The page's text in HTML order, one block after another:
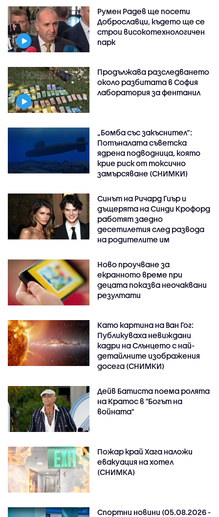
Румен Радев ще посети
Доброславци, където ще се
строи високотехнологичен
парк
Продължава разследването
около разбитата в София
лаборатория за фентанил
„Бомба със закъснител“:
Потъналата съветска
ядрена подводница, която
крие риск от токсично
замърсяване (СНИМКИ)
Синът на Ричард Гиър и
дъщерята на Синди Крофорд
работят заедно
десетилетия след развода
на родителите им
Ново проучване за
екранното време при
децата показва неочаквани
резултати
Като картина на Ван Гог:
Публикуваха невиждани
кадри на Слънцето с най-
детайлните изображения
досега (СНИМКИ)
Дейв Батиста поема ролята
на Кратос в "Богът на
войната"
Пожар край Хага наложи
евакуация на хотел
(СНИМКА)
Спортни новини (05.08.2026 -